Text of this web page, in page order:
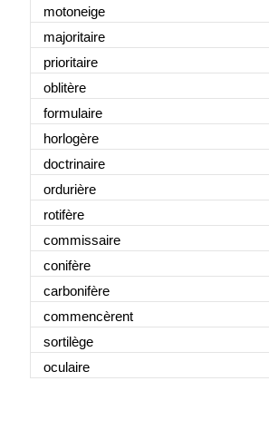
motoneige
majoritaire
prioritaire
oblitère
formulaire
horlogère
doctrinaire
ordurière
rotifère
commissaire
conifère
carbonifère
commencèrent
sortilège
oculaire